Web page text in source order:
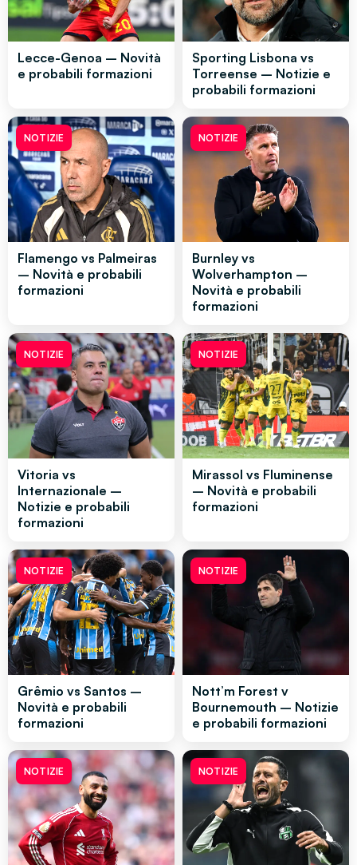
Lecce-Genoa – Novità
e probabili formazioni
Sporting Lisbona vs
Torreense – Notizie e
probabili formazioni
NOTIZIE
Flamengo vs Palmeiras
– Novità e probabili
formazioni
NOTIZIE
Burnley vs
Wolverhampton –
Novità e probabili
formazioni
NOTIZIE
Vitoria vs
Internazionale –
Notizie e probabili
formazioni
NOTIZIE
Mirassol vs Fluminense
– Novità e probabili
formazioni
NOTIZIE
Grêmio vs Santos –
Novità e probabili
formazioni
NOTIZIE
Nott’m Forest v
Bournemouth – Notizie
e probabili formazioni
NOTIZIE NOTIZIE